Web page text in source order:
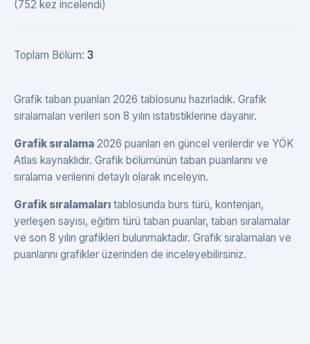
(752 kez incelendi)
Toplam Bölüm: 3
Grafik taban puanları 2026 tablosunu hazırladık. Grafik
sıralamaları verileri son 8 yılın istatistiklerine dayanır.
Grafik sıralama 2026 puanları en güncel verilerdir ve YÖK
Atlas kaynaklıdır. Grafik bölümünün taban puanlarını ve
sıralama verilerini detaylı olarak inceleyin.
Grafik sıralamaları tablosunda burs türü, kontenjan,
yerleşen sayısı, eğitim türü taban puanlar, taban sıralamalar
ve son 8 yılın grafikleri bulunmaktadır. Grafik sıralamaları ve
puanlarını grafikler üzerinden de inceleyebilirsiniz.